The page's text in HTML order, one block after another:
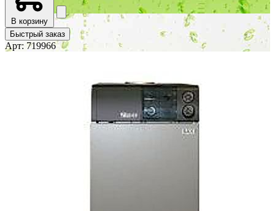
В корзину
Быстрый заказ
Арт: 719966